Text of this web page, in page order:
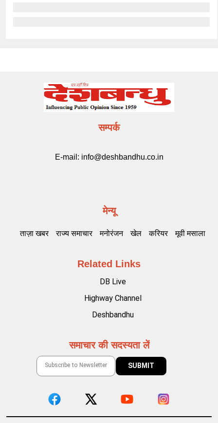
सम्पर्क
E-mail: info@deshbandhu.co.in
मेन्यू
ताज़ा खबर राज्य समाचार मनोरंजन खेल करियर मूवी मसाला
Related Links
DB Live
Highway Channel
Deshbandhu
समाचार की सदस्यता लें